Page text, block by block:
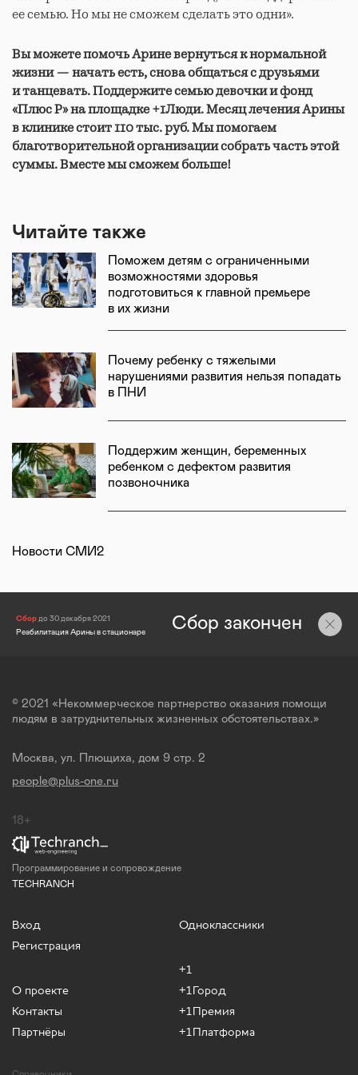
ее семью. Но мы не сможем сделать это одни».
Вы можете помочь Арине вернуться к нормальной
жизни — начать есть, снова общаться с друзьями
и танцевать. Поддержите семью девочки и фонд
«Плюс Р» на площадке +1Люди. Месяц лечения Арины
в клинике стоит 110 тыс. руб. Мы помогаем
благотворительной организации собрать часть этой
суммы. Вместе мы сможем больше!
Читайте также
Поможем детям с ограниченными
возможностями здоровья
подготовиться к главной премьере
в их жизни
Почему ребенку с тяжелыми
нарушениями развития нельзя попадать
в ПНИ
Поддержим женщин, беременных
ребенком с дефектом развития
позвоночника
Новости СМИ2
Сбор до 30 декабря 2021
Реабилитация Арины в стационаре
Сбор закончен
© 2021 «Некоммерческое партнерство оказания помощи
людям в затруднительных жизненных обстоятельствах.»
Москва, ул. Плющиха, дом 9 стр. 2
people@plus-one.ru
18+
Программирование и сопровождение
TECHRANCH
Вход
Регистрация
О проекте
Контакты
Партнёры
Одноклассники
+1
+1Город
+1Премия
+1Платформа